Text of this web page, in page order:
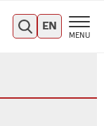
MENU
EN